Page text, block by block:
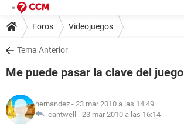
Foros Videojuegos
Tema Anterior
Me puede pasar la clave del juego
hernandez - 23 mar 2010 a las 14:49
cantwell - 23 mar 2010 a las 16:14